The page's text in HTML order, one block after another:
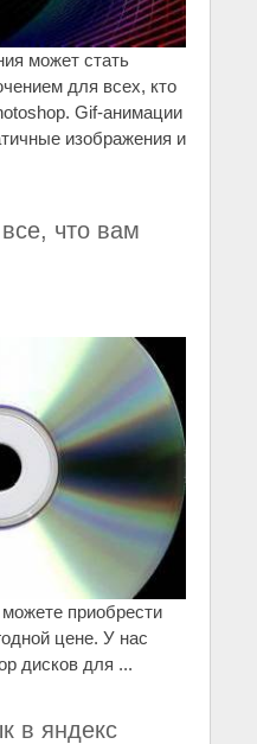
может стать
для всех, кто
Gif-анимации
изображения и
что вам
приобрести
цене. У нас
дисков для ...
в яндекс